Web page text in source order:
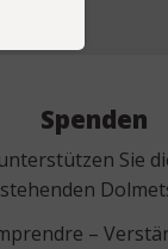
Spenden
Sie
–